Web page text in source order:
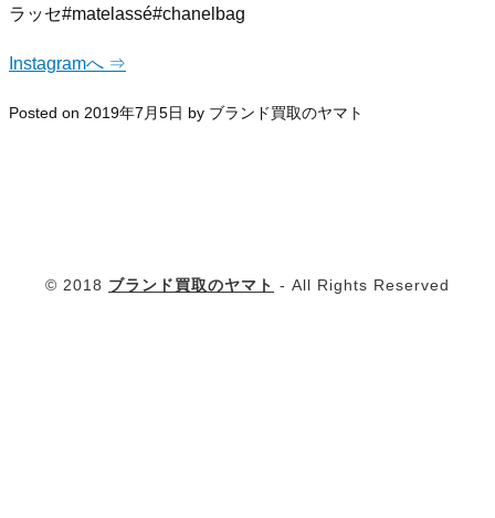
ラッセ#matelassé#chanelbag
Instagramへ ⇒
Posted on 2019年7月5日 by ブランド買取のヤマト
© 2018 ブランド買取のヤマト - All Rights Reserved